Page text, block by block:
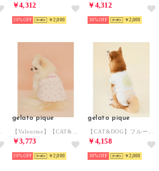
￥4,312
30% ￥2,000
￥4,312
30% ￥2,000
gelato pique
￥3,773
30% ￥2,000
gelato pique
￥4,158
30% ￥2,000